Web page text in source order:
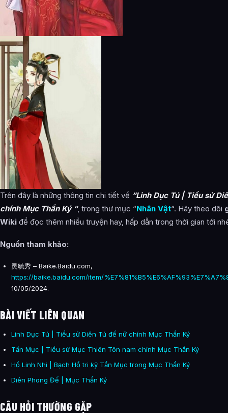
Trên đây là những thông tin chi tiết về “Linh Dục Tú | Tiểu sử
chính Mục Thần Ký “, trong thư mục “Nhân Vật“. Hãy theo dõi
Wiki để đọc thêm nhiều truyện hay, hấp dẫn trong thời gian tới
Nguồn tham khảo:
灵毓秀 – Baike.Baidu.com,
https://baike.baidu.com/item/
10/05/2024.
BÀI VIẾT LIÊN QUAN
Linh Dục Tú | Tiểu sử Diên Tú đế nữ chính Mục Thần Ký
Tần Mục | Tiểu sử Mục Thiên Tôn nam chính Mục Thần Ký
Hồ Linh Nhi | Bạch Hồ tri kỷ Tần Mục trong Mục Thần Ký
Diên Phong Đế | Mục Thần Ký
CÂU HỎI THƯỜNG GẶP